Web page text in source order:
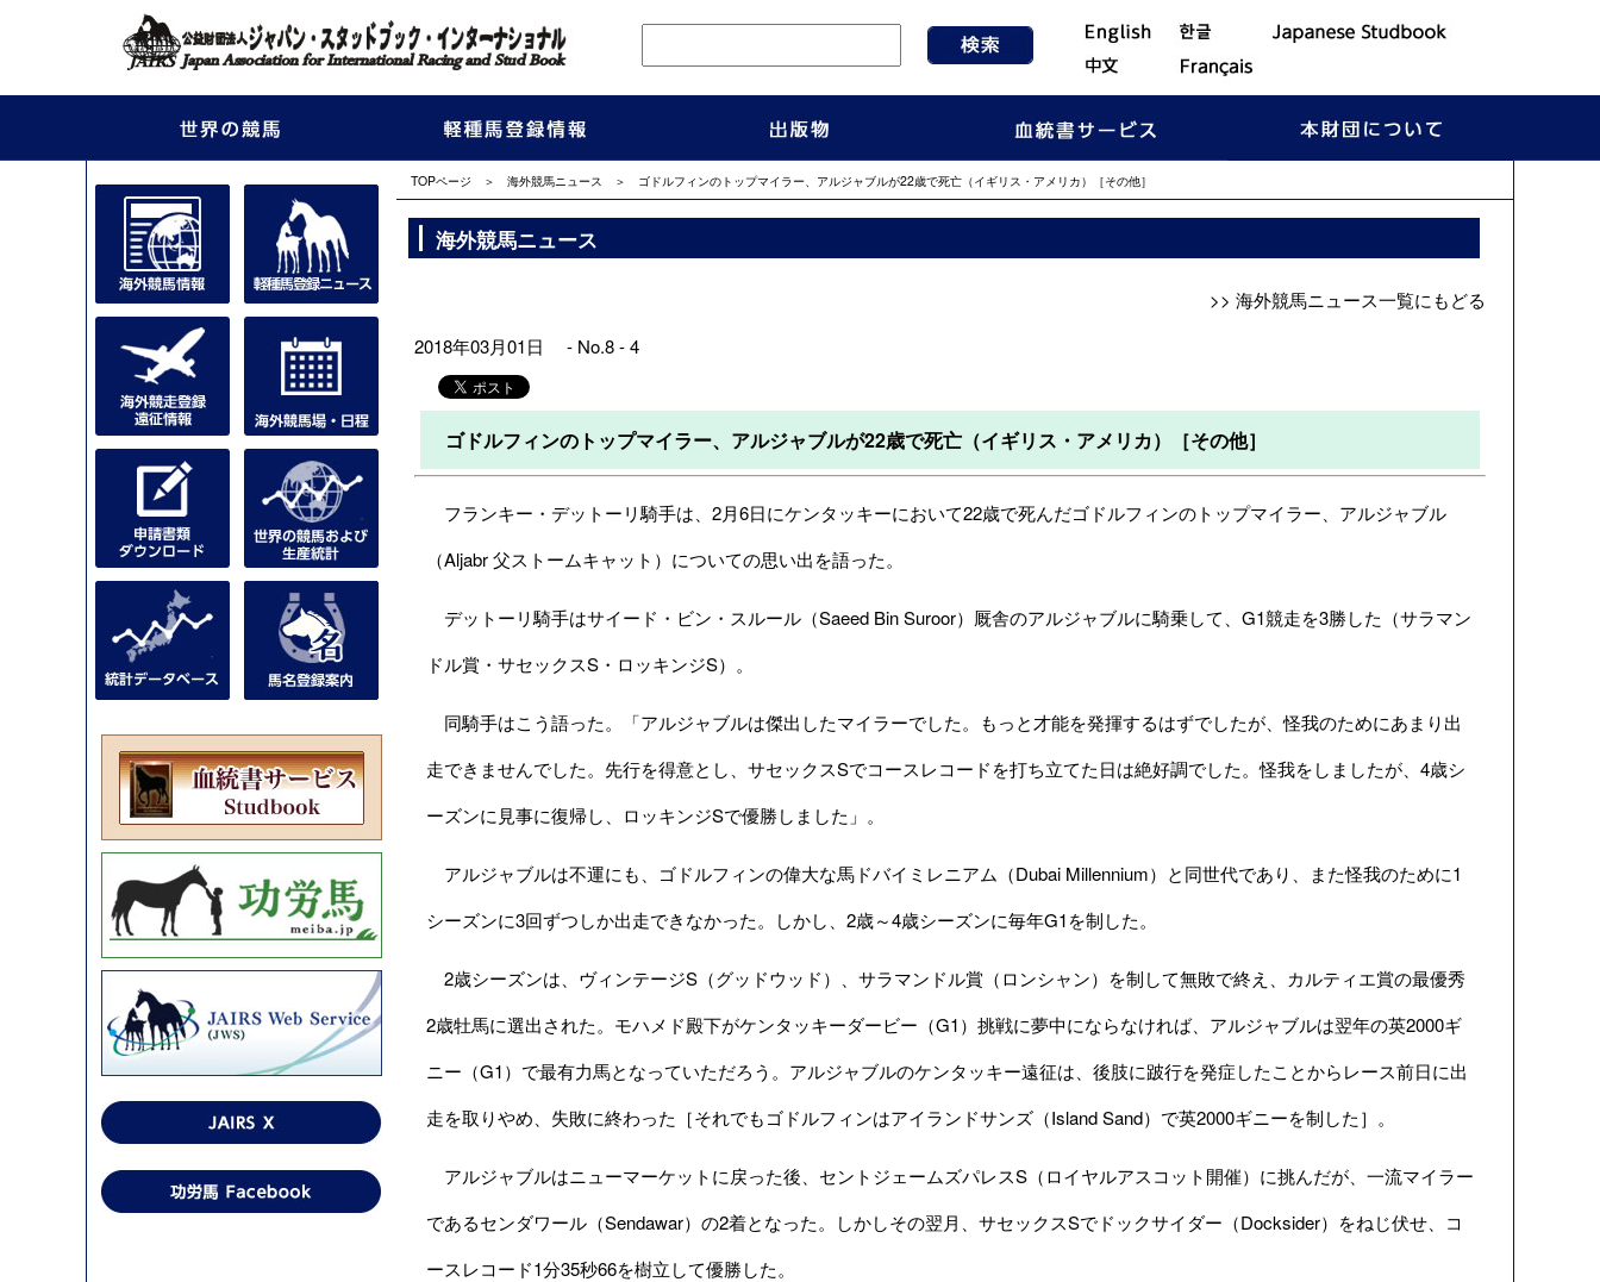
TOPページ ＞ 海外競馬ニュース ＞ ゴドルフィンのトップマイラー、アルジャブルが22歳で死亡（イギリス・アメリカ）［その他］
海外競馬ニュース
>> 海外競馬ニュース一覧にもどる
2018年03月01日 - No.8 - 4
ゴドルフィンのトップマイラー、アルジャブルが22歳で死亡（イギリス・アメリカ）［その他］
フランキー・デットーリ騎手は、2月6日にケンタッキーにおいて22歳で死んだゴドルフィンのトップマイラー、アルジャブル
（Aljabr 父ストームキャット）についての思い出を語った。
デットーリ騎手はサイード・ビン・スルール（Saeed Bin Suroor）厩舎のアルジャブルに騎乗して、G1競走を3勝した（サラマン
ドル賞・サセックスS・ロッキンジS）。
同騎手はこう語った。「アルジャブルは傑出したマイラーでした。もっと才能を発揮するはずでしたが、怪我のためにあまり出
走できませんでした。先行を得意とし、サセックスSでコースレコードを打ち立てた日は絶好調でした。怪我をしましたが、4歳シ
ーズンに見事に復帰し、ロッキンジSで優勝しました」。
アルジャブルは不運にも、ゴドルフィンの偉大な馬ドバイミレニアム（Dubai Millennium）と同世代であり、また怪我のために1
シーズンに3回ずつしか出走できなかった。しかし、2歳～4歳シーズンに毎年G1を制した。
2歳シーズンは、ヴィンテージS（グッドウッド）、サラマンドル賞（ロンシャン）を制して無敗で終え、カルティエ賞の最優秀
2歳牡馬に選出された。モハメド殿下がケンタッキーダービー（G1）挑戦に夢中にならなければ、アルジャブルは翌年の英2000ギ
ニー（G1）で最有力馬となっていただろう。アルジャブルのケンタッキー遠征は、後肢に跛行を発症したことからレース前日に出
走を取りやめ、失敗に終わった［それでもゴドルフィンはアイランドサンズ（Island Sand）で英2000ギニーを制した］。
アルジャブルはニューマーケットに戻った後、セントジェームズパレスS（ロイヤルアスコット開催）に挑んだが、一流マイラー
であるセンダワール（Sendawar）の2着となった。しかしその翌月、サセックスSでドックサイダー（Docksider）をねじ伏せ、コ
ースレコード1分35秒66を樹立して優勝した。